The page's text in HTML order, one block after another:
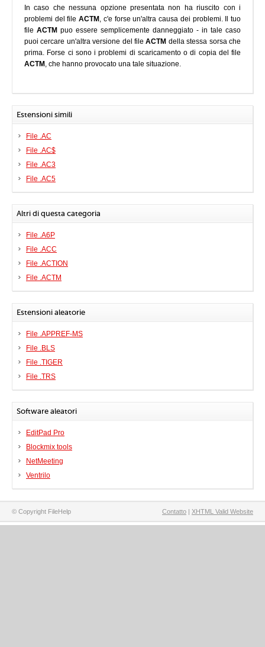
In caso che nessuna opzione presentata non ha riuscito con i
problemi del fileACTM , c'e forse un'altra causa dei problemi. Il tuo
file ACTM puo essere semplicemente danneggiato - in tale caso
puoi cercare un'altra versione del fileACTM della stessa sorsa che
prima. Forse ci sono i problemi di scaricamento o di copia del file
ACTM , che hanno provocato una tale situazione.
Estensioni simili
File .AC
File .AC$
File .AC3
File .AC5
Altri di questa categoria
File .A6P
File .ACC
File .ACTION
File .ACTM
Estensioni aleatorie
File .APPREF-MS
File .BLS
File .TIGER
File .TRS
Software aleatori
EditPad Pro
Blockmix tools
NetMeeting
Ventrilo
© Copyright FileHelp Contatto | XHTML Valid Website